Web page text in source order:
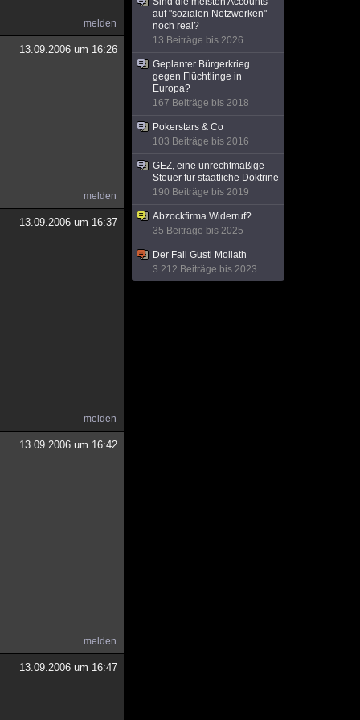
melden
13.09.2006 um 16:26
melden
13.09.2006 um 16:37
melden
13.09.2006 um 16:42
melden
13.09.2006 um 16:47
auf "sozialen Netzwerken"
noch real?
13 Beiträge bis 2026
Geplanter Bürgerkrieg
gegen Flüchtlinge in
Europa?
167 Beiträge bis 2018
Pokerstars & Co
103 Beiträge bis 2016
GEZ, eine unrechtmäßige
Steuer für staatliche Doktrine
190 Beiträge bis 2019
Abzockfirma Widerruf?
35 Beiträge bis 2025
Der Fall Gustl Mollath
3.212 Beiträge bis 2023